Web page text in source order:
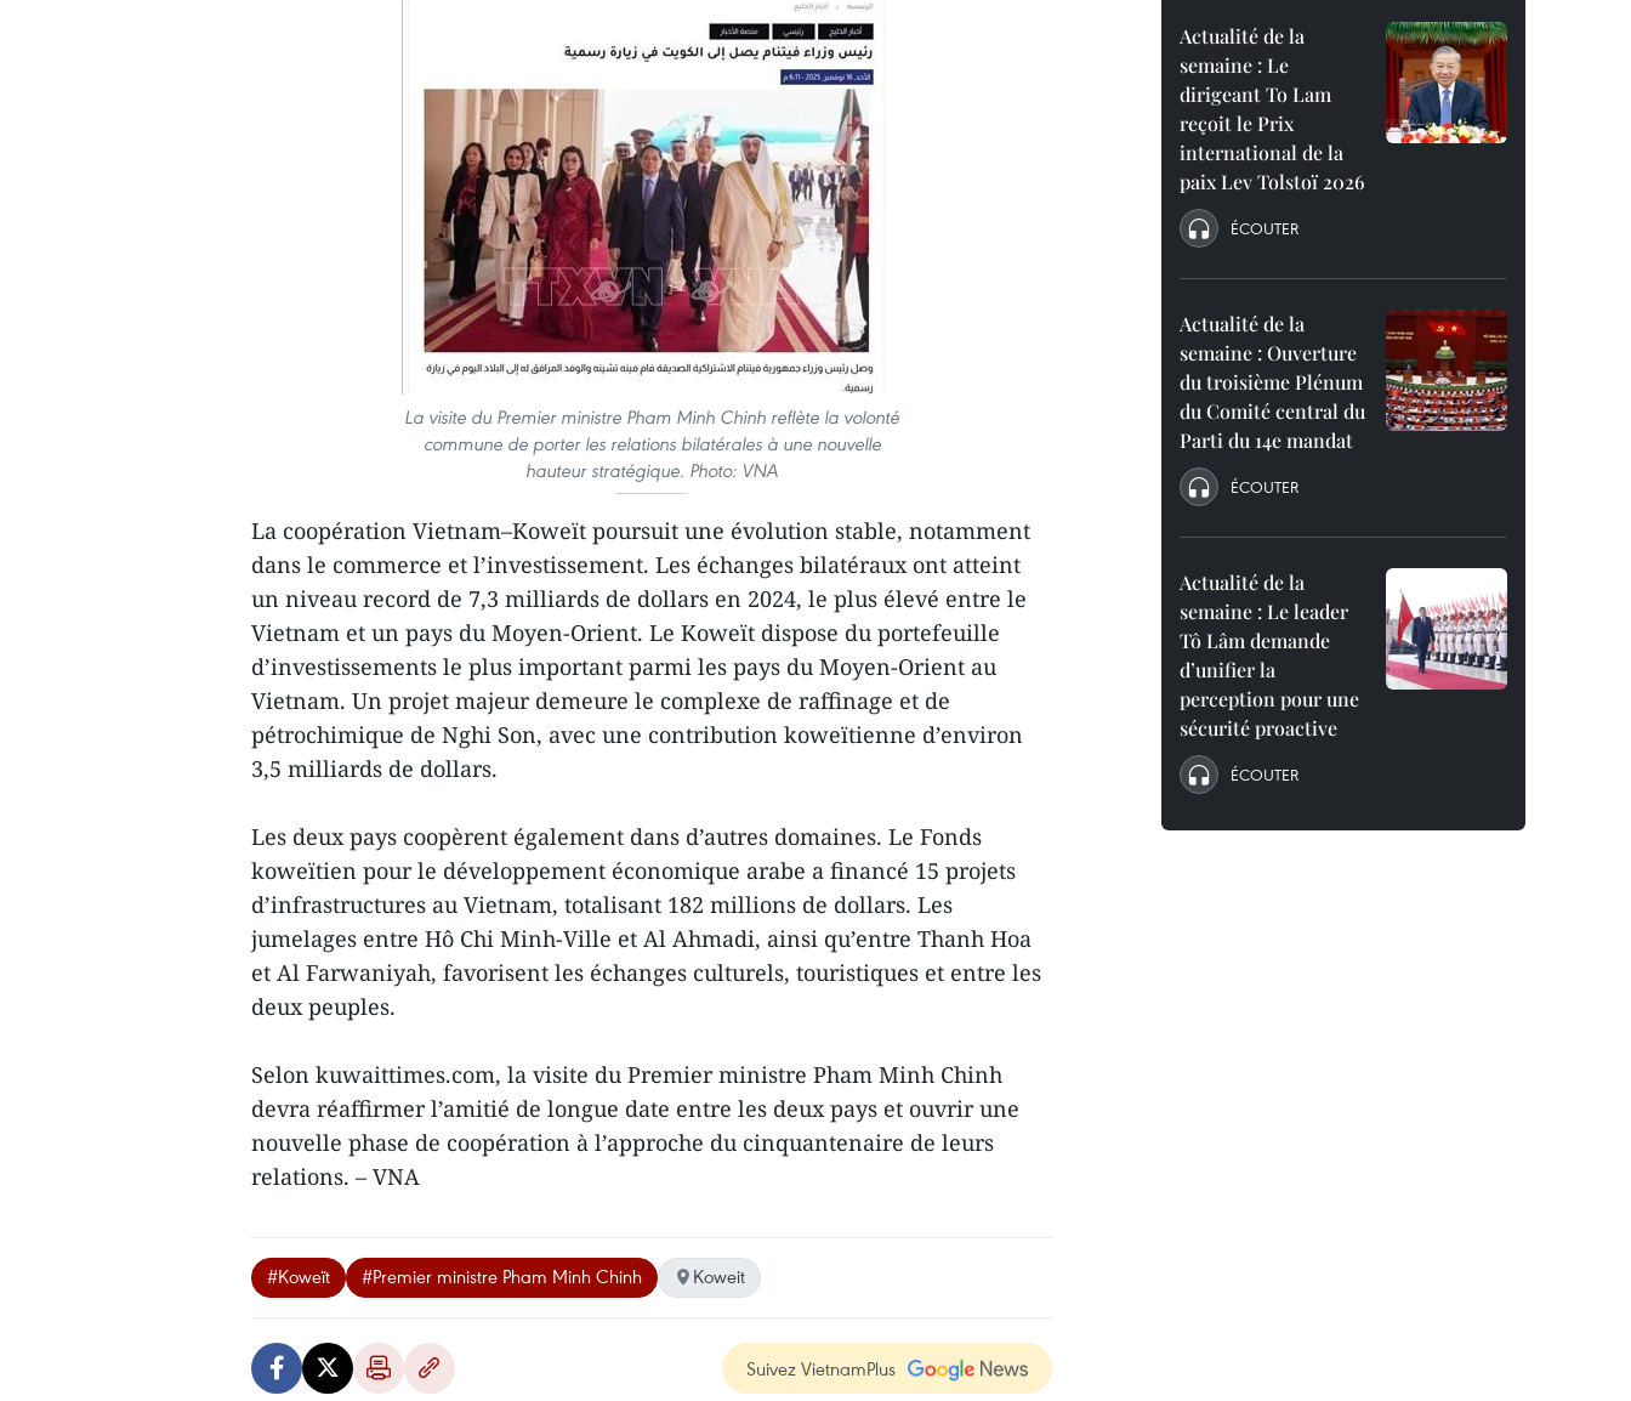
La visite du Premier ministre Pham Minh Chinh reflète la volonté
commune de porter les relations bilatérales à une nouvelle
hauteur stratégique. Photo: VNA
La coopération Vietnam–Koweït poursuit une évolution stable, notamment
dans le commerce et l’investissement. Les échanges bilatéraux ont atteint
un niveau record de 7,3 milliards de dollars en 2024, le plus élevé entre le
Vietnam et un pays du Moyen-Orient. Le Koweït dispose du portefeuille
d’investissements le plus important parmi les pays du Moyen-Orient au
Vietnam. Un projet majeur demeure le complexe de raffinage et de
pétrochimique de Nghi Son, avec une contribution koweïtienne d’environ
3,5 milliards de dollars.
Les deux pays coopèrent également dans d’autres domaines. Le Fonds
koweïtien pour le développement économique arabe a financé 15 projets
d’infrastructures au Vietnam, totalisant 182 millions de dollars. Les
jumelages entre Hô Chi Minh-Ville et Al Ahmadi, ainsi qu’entre Thanh Hoa
et Al Farwaniyah, favorisent les échanges culturels, touristiques et entre les
deux peuples.
Selon kuwaittimes.com, la visite du Premier ministre Pham Minh Chinh
devra réaffirmer l’amitié de longue date entre les deux pays et ouvrir une
nouvelle phase de coopération à l’approche du cinquantenaire de leurs
relations. – VNA
#Koweït #Premier ministre Pham Minh Chinh Koweit
Suivez VietnamPlus
Actualité de la
semaine : Le
dirigeant To Lam
reçoit le Prix
international de la
paix Lev Tolstoï 2026
ÉCOUTER
Actualité de la
semaine : Ouverture
du troisième Plénum
du Comité central du
Parti du 14e mandat
ÉCOUTER
Actualité de la
semaine : Le leader
Tô Lâm demande
d’unifier la
perception pour une
sécurité proactive
ÉCOUTER